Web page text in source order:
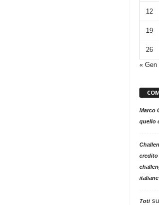
12
19
26
« Gen
Marco
quello
credito
Totisu